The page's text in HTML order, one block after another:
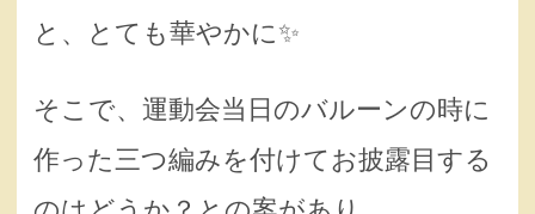
と、とても華やかに✨
そこで、運動会当日のバルーンの時に
作った三つ編みを付けてお披露目する